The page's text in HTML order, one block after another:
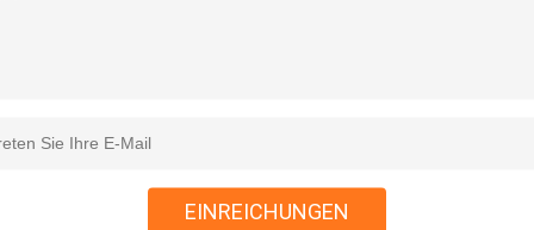
EINREICHUNGEN